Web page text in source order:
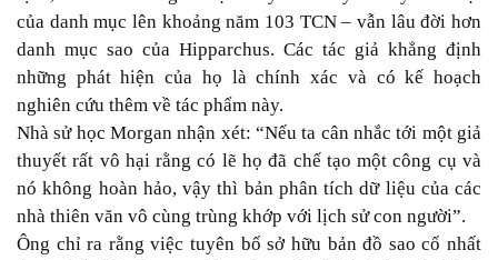
của danh mục lên khoảng năm 103 TCN – vẫn lâu đời hơn
danh mục sao của Hipparchus. Các tác giả khẳng định
những phát hiện của họ là chính xác và có kế hoạch
nghiên cứu thêm về tác phẩm này.
Nhà sử học Morgan nhận xét: “Nếu ta cân nhắc tới một giả
thuyết rất vô hại rằng có lẽ họ đã chế tạo một công cụ và
nó không hoàn hảo, vậy thì bản phân tích dữ liệu của các
nhà thiên văn vô cùng trùng khớp với lịch sử con người”.
Ông chỉ ra rằng việc tuyên bố sở hữu bản đồ sao cổ nhất